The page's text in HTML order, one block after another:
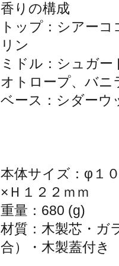
香りの構成
トップ：シアー
リン
ミドル：シュガ
オトロープ、バニ
ベース：シダーウ
本体サイズ：φ１
×Ｈ１２２ｍｍ
重量：680 (g)
材質：木製芯・ガ
合）・木製蓋付き